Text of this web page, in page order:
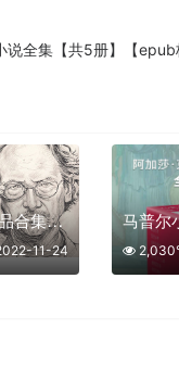
集【共5册】【epub格式】【
彼得汉德克经典作品合集【共8册】【epub格式】【2.5MB】【编号：056823】
11-24